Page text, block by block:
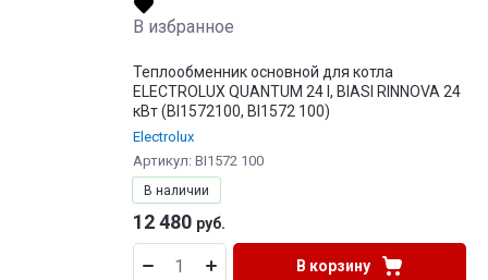
В избранное
Теплообменник основной для котла
ELECTROLUX QUANTUM 24 I, BIASI RINNOVA 24
кBт (BI1572100, BI1572 100)
Electrolux
Артикул: BI1572 100
В наличии
12 480 руб.
В корзину